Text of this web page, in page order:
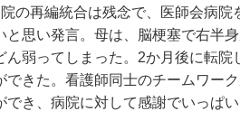
の再編統合は残念で、医師会病院
思い発言。母は、脳梗塞で右半
弱ってしまった。2か月後に転院
きた。看護師同士のチームワー
き、病院に対して感謝でいっぱい